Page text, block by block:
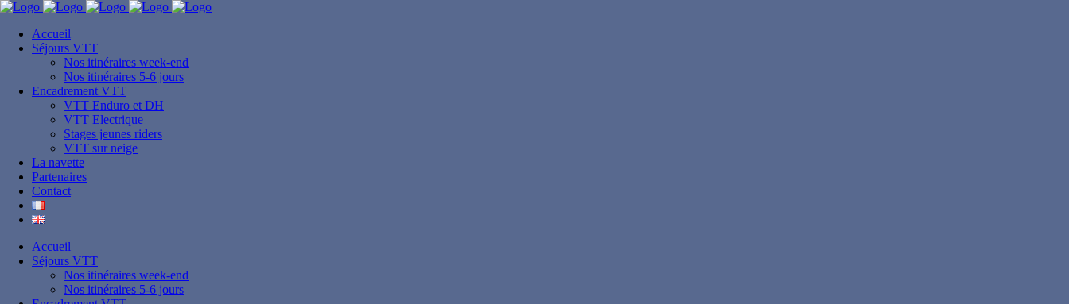
Accueil
Séjours VTT
Nos itinéraires week-end
Nos itinéraires 5-6 jours
Encadrement VTT
VTT Enduro et DH
VTT Electrique
Stages jeunes riders
VTT sur neige
La navette
Partenaires
Contact
Accueil
Séjours VTT
Nos itinéraires week-end
Nos itinéraires 5-6 jours
page VTT
About This Project
Lorem ipsum dolor sit amet, consectetur adipiscing elit. Pellentesque velit tortor, fermentum et nunc et, cursus consectetur ligula. Sed ac tellus nec velit rutrum varius. Vivamus